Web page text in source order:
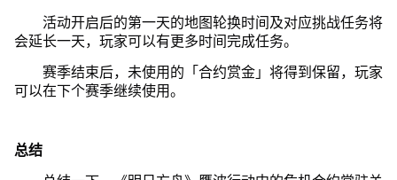
活动开启后的第一天的地图轮换时间及对应挑战任务将
会延长一天，玩家可以有更多时间完成任务。
赛季结束后，未使用的「合约赏金」将得到保留，玩家
可以在下个赛季继续使用。
总结